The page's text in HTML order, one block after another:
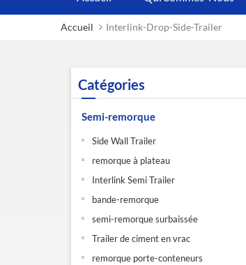
Accueil Interlink-Drop-Side-Trailer
Catégories
Semi-remorque
Side Wall Trailer
remorque à plateau
Interlink Semi Trailer
bande-remorque
semi-remorque surbaissée
Trailer de ciment en vrac
remorque porte-conteneurs